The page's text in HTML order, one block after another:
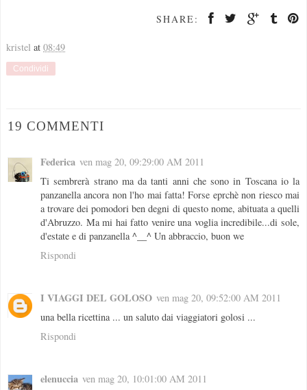
SHARE:
kristel at 08:49
Condividi
19 COMMENTI
Federica ven mag 20, 09:29:00 AM 2011
Ti sembrerà strano ma da tanti anni che sono in Toscana io la
panzanella ancora non l'ho mai fatta! Forse eprchè non riesco mai
a trovare dei pomodori ben degni di questo nome, abituata a quelli
d'Abruzzo. Ma mi hai fatto venire una voglia incredibile...di sole,
d'estate e di panzanella ^__^ Un abbraccio, buon we
Rispondi
I VIAGGI DEL GOLOSO ven mag 20, 09:52:00 AM 2011
una bella ricettina ... un saluto dai viaggiatori golosi ...
Rispondi
elenuccia ven mag 20, 10:01:00 AM 2011